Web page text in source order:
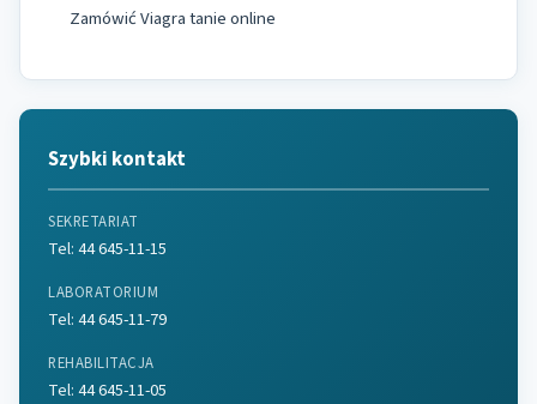
Zamówić Viagra tanie online
Szybki kontakt
SEKRETARIAT
Tel:44 645-11-15
LABORATORIUM
Tel:44 645-11-79
REHABILITACJA
Tel:44 645-11-05